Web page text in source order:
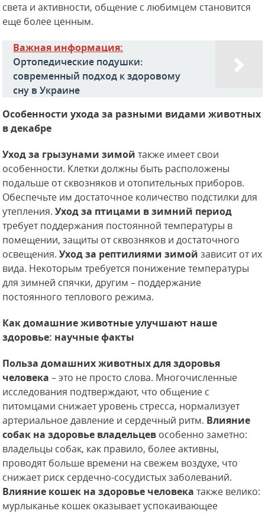
света и активности, общение с любимцем становится
еще более ценным.
Важная информация:
Ортопедические подушки:
современный подход к здоровому
сну в Украине
Особенности ухода за разными видами животных
в декабре
Уход за грызунами зимой также имеет свои
особенности. Клетки должны быть расположены
подальше от сквозняков и отопительных приборов.
Обеспечьте им достаточное количество подстилки для
утепления.Уход за птицами в зимний период
требует поддержания постоянной температуры в
помещении, защиты от сквозняков и достаточного
освещения.Уход за рептилиями зимой зависит от их
вида. Некоторым требуется понижение температуры
для зимней спячки, другим – поддержание
постоянного теплового режима.
Как домашние животные улучшают наше
здоровье: научные факты
Польза домашних животных для здоровья
человека – это не просто слова. Многочисленные
исследования подтверждают, что общение с
питомцами снижает уровень стресса, нормализует
артериальное давление и сердечный ритм. Влияние
собак на здоровье владельцев особенно заметно:
владельцы собак, как правило, более активны,
проводят больше времени на свежем воздухе, что
снижает риск сердечно-сосудистых заболеваний.
Влияние кошек на здоровье человека также велико:
мурлыканье кошек оказывает успокаивающее